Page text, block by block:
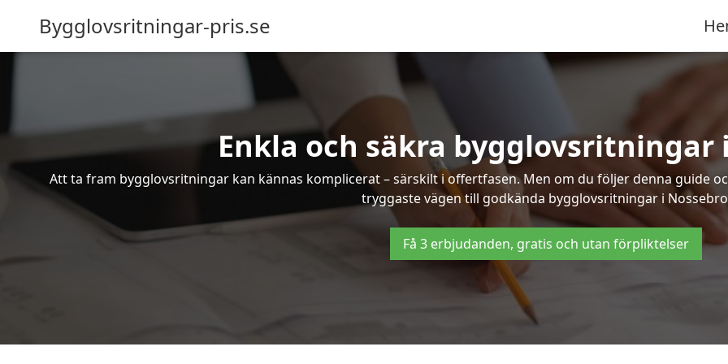
Bygglovsritningar-pris.se
Enkla och säkra bygglovsritningar
Att ta fram bygglovsritningar kan kännas komplicerat – särskilt i offertfasen. Men om du följer denna guide
tryggaste vägen till godkända bygglovsritningar i
Få 3 erbjudanden, gratis och utan förpliktelser